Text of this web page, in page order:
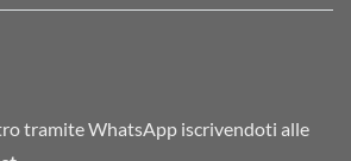
tramite WhatsApp iscrivendoti alle